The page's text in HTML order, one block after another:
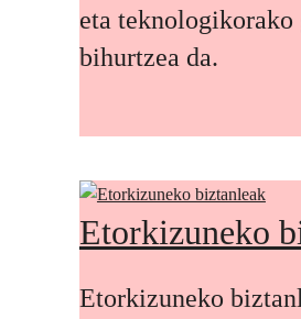
eta
bihurtzea da.
Etorkizuneko
Etorkizuneko